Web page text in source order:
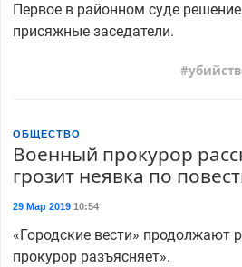
Первое в районном суде
присяжные заседатели.
ОБЩЕСТВО
Военный прокурор
грозит неявка по
29 Мар 201910:54
«Городские вести» продолжают
прокурор разъясняет».